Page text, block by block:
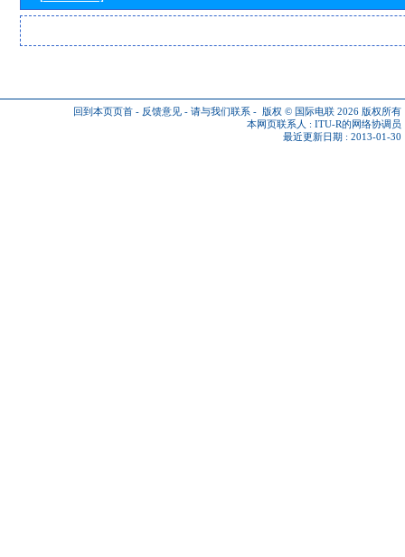
回到本页页首 - 反馈意见 - 请与我们联系 - 版权 © 国际电联 2026 版权所有
本网页联系人 : ITU-R的网络协调员
最近更新日期 : 2013-01-30